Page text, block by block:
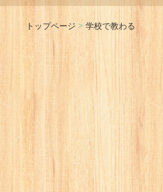
トップページ > 学校で教わる